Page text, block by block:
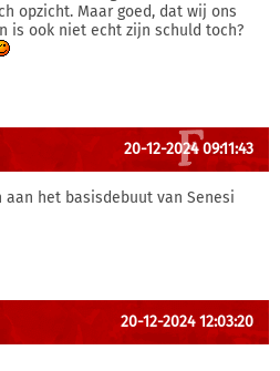
opzicht. Maar goed, dat wij ons
is ook niet echt zijn schuld toch?
20-12-2024 09:11:43
het basisdebuut van Senesi
20-12-2024 12:03:20